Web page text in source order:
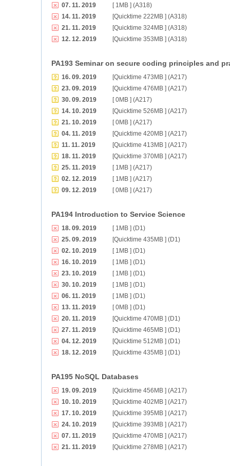
07. 11. 2019
[ 1MB ] (A318)
14. 11. 2019
[Quicktime 222MB ] (A318)
21. 11. 2019
[Quicktime 324MB ] (A318)
12. 12. 2019
[Quicktime 353MB ] (A318)
PA193 Seminar on secure coding principles and
16. 09. 2019
[Quicktime 473MB ] (A217)
23. 09. 2019
[Quicktime 476MB ] (A217)
30. 09. 2019
[ 0MB ] (A217)
14. 10. 2019
[Quicktime 526MB ] (A217)
21. 10. 2019
[ 0MB ] (A217)
04. 11. 2019
[Quicktime 420MB ] (A217)
11. 11. 2019
[Quicktime 413MB ] (A217)
18. 11. 2019
[Quicktime 370MB ] (A217)
25. 11. 2019
[ 1MB ] (A217)
02. 12. 2019
[ 1MB ] (A217)
09. 12. 2019
[ 0MB ] (A217)
PA194 Introduction to Service Science
18. 09. 2019
[ 1MB ] (D1)
25. 09. 2019
[Quicktime 435MB ] (D1)
02. 10. 2019
[ 1MB ] (D1)
16. 10. 2019
[ 1MB ] (D1)
23. 10. 2019
[ 1MB ] (D1)
30. 10. 2019
[ 1MB ] (D1)
06. 11. 2019
[ 1MB ] (D1)
13. 11. 2019
[ 0MB ] (D1)
20. 11. 2019
[Quicktime 470MB ] (D1)
27. 11. 2019
[Quicktime 465MB ] (D1)
04. 12. 2019
[Quicktime 512MB ] (D1)
18. 12. 2019
[Quicktime 435MB ] (D1)
PA195 NoSQL Databases
19. 09. 2019
[Quicktime 456MB ] (A217)
10. 10. 2019
[Quicktime 402MB ] (A217)
17. 10. 2019
[Quicktime 395MB ] (A217)
24. 10. 2019
[Quicktime 393MB ] (A217)
07. 11. 2019
[Quicktime 470MB ] (A217)
21. 11. 2019
[Quicktime 278MB ] (A217)